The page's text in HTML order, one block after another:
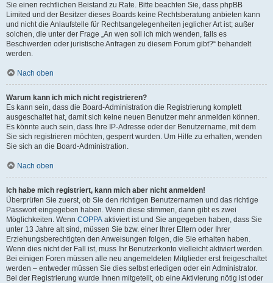
Sie einen rechtlichen Beistand zu Rate. Bitte beachten Sie, dass phpBB
Limited und der Besitzer dieses Boards keine Rechtsberatung anbieten kann
und nicht die Anlaufstelle für Rechtsangelegenheiten jeglicher Art ist; außer
solchen, die unter der Frage „An wen soll ich mich wenden, falls es
Beschwerden oder juristische Anfragen zu diesem Forum gibt?“ behandelt
werden.
Nach oben
Warum kann ich mich nicht registrieren?
Es kann sein, dass die Board-Administration die Registrierung komplett
ausgeschaltet hat, damit sich keine neuen Benutzer mehr anmelden können.
Es könnte auch sein, dass Ihre IP-Adresse oder der Benutzername, mit dem
Sie sich registrieren möchten, gesperrt wurden. Um Hilfe zu erhalten, wenden
Sie sich an die Board-Administration.
Nach oben
Ich habe mich registriert, kann mich aber nicht anmelden!
Überprüfen Sie zuerst, ob Sie den richtigen Benutzernamen und das richtige
Passwort eingegeben haben. Wenn diese stimmen, dann gibt es zwei
Möglichkeiten. Wenn COPPA aktiviert ist und Sie angegeben haben, dass Sie
unter 13 Jahre alt sind, müssen Sie bzw. einer Ihrer Eltern oder Ihrer
Erziehungsberechtigten den Anweisungen folgen, die Sie erhalten haben.
Wenn dies nicht der Fall ist, muss Ihr Benutzerkonto vielleicht aktiviert werden.
Bei einigen Foren müssen alle neu angemeldeten Mitglieder erst freigeschaltet
werden – entweder müssen Sie dies selbst erledigen oder ein Administrator.
Bei der Registrierung wurde Ihnen mitgeteilt, ob eine Aktivierung nötig ist oder